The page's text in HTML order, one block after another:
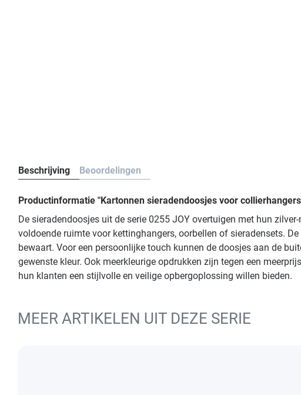
Beschrijving Beoordelingen
Productinformatie "Kartonnen sieradendoosjes voor
De sieradendoosjes uit de serie 0255 JOY overtuigen met hun
voldoende ruimte voor kettinghangers, oorbellen of sieradensets.
bewaart. Voor een persoonlijke touch kunnen de doosjes aan de
gewenste kleur. Ook meerkleurige opdrukken zijn tegen een
hun klanten een stijlvolle en veilige opbergoplossing willen bieden.
MEER ARTIKELEN UIT DEZE SERIE